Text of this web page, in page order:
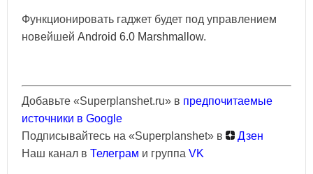
Функционировать гаджет будет под управлением
новейшей Android 6.0 Marshmallow.
Добавьте «Superplanshet.ru» в предпочитаемые
источники в Google
Подписывайтесь на «Superplanshet» в
Дзен
Наш канал в Телеграм и группа VK